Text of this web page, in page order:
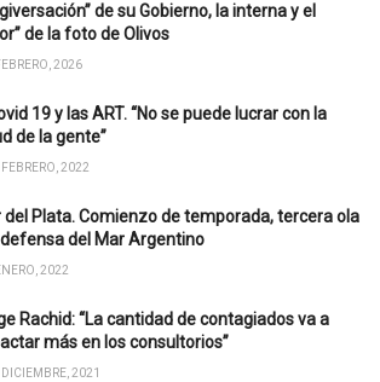
de su Gobierno, la interna y el
de la foto de Olivos
2026
19 y las ART. “No se puede lucrar con la
de la gente”
2022
del Plata. Comienzo de temporada, tercera ola
del Mar Argentino
2022
Rachid: “La cantidad de contagiados va a
más en los consultorios”
2021